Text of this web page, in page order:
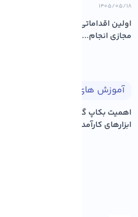
۱۴۰۵/۰۵/۱۸
اولین اقداماتی که باید پس از خرید سرور
مجازی انجام...
آموزش های لینوکس
اهمیت بکاپ گیری منظم و معرفی
ابزارهای کارآمد در لی...